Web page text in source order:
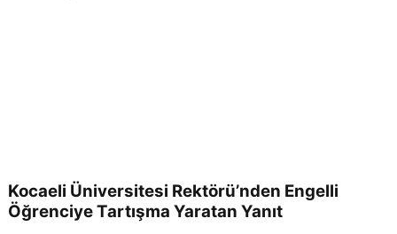
Kocaeli Üniversitesi Rektörü’nden Engelli
Öğrenciye Tartışma Yaratan Yanıt